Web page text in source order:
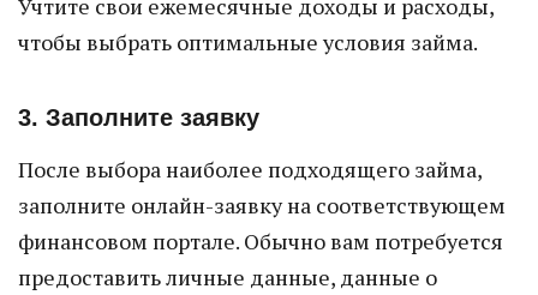
Учтите свои ежемесячные доходы и расходы,
чтобы выбрать оптимальные условия займа.
3. Заполните заявку
После выбора наиболее подходящего займа,
заполните онлайн-заявку на соответствующем
финансовом портале. Обычно вам потребуется
предоставить личные данные, данные о